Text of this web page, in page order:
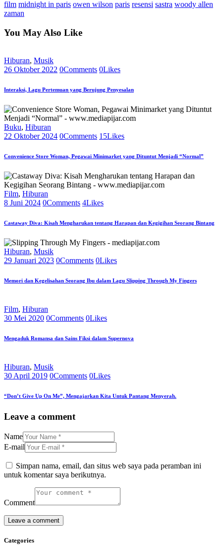
Share
film midnight in paris owen wilson paris resensi sastra woody allen
zaman
You May Also Like
Hiburan, Musik
26 Oktober 2022 0Comments 0Likes
Interaksi, Lagu Pertemuan yang Berujung Penyesalan
Buku, Hiburan
22 Oktober 2024 0Comments 15Likes
Convenience Store Woman, Pegawai Minimarket yang Dituntut Menjadi “Normal”
Film, Hiburan
8 Juni 2024 0Comments 4Likes
Castaway Diva: Kisah Mengharukan tentang Harapan dan Kegigihan Seorang Bintang
Hiburan, Musik
29 Januari 2023 0Comments 0Likes
Memori dan Kegelisahan Seorang Ibu dalam Lagu Slipping Through My Fingers
Film, Hiburan
30 Mei 2020 0Comments 0Likes
Mengaduk Romansa dan Sains Fiksi dalam Supernova
Hiburan, Musik
30 April 2019 0Comments 0Likes
“Don’t Give Up On Me”, Mengajarkan Kita Untuk Pantang Menyerah.
Leave a comment
Name
E-mail
Simpan nama, email, dan situs web saya pada peramban ini
untuk komentar saya berikutnya.
Comment
Categories